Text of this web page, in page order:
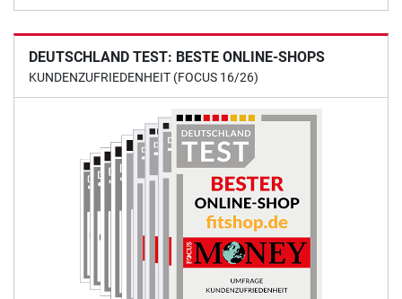
DEUTSCHLAND TEST: BESTE ONLINE-SHOPS
KUNDENZUFRIEDENHEIT (FOCUS 16/26)